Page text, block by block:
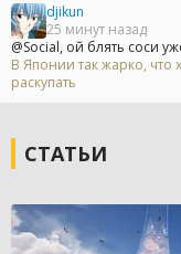
djikun
25 минут назад
@Social, ой блять соси
В Японии так жарко, что
раскупать
СТАТЬИ